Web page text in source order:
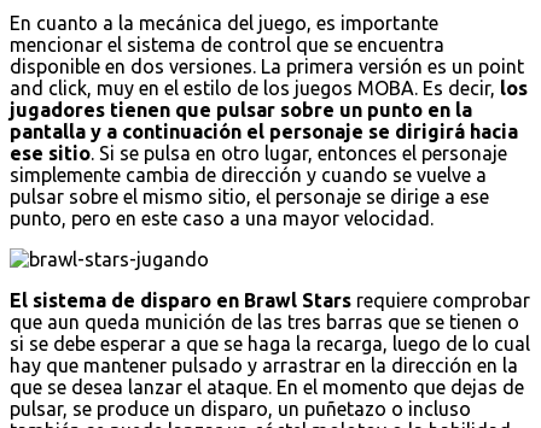
En cuanto a la mecánica del juego, es importante
mencionar el sistema de control que se encuentra
disponible en dos versiones. La primera versión es un point
and click, muy en el estilo de los juegos MOBA. Es decir, los
jugadores tienen que pulsar sobre un punto en la
pantalla y a continuación el personaje se dirigirá hacia
ese sitio. Si se pulsa en otro lugar, entonces el personaje
simplemente cambia de dirección y cuando se vuelve a
pulsar sobre el mismo sitio, el personaje se dirige a ese
punto, pero en este caso a una mayor velocidad.
El sistema de disparo en Brawl Stars requiere comprobar
que aun queda munición de las tres barras que se tienen o
si se debe esperar a que se haga la recarga, luego de lo cual
hay que mantener pulsado y arrastrar en la dirección en la
que se desea lanzar el ataque. En el momento que dejas de
pulsar, se produce un disparo, un puñetazo o incluso